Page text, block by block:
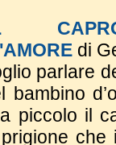
di
parlare
bambino
piccolo il
che